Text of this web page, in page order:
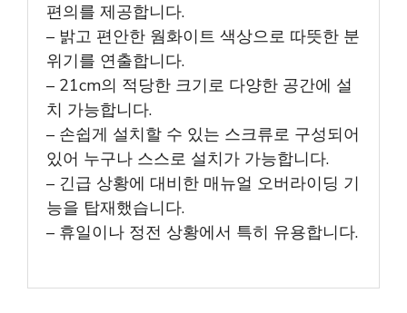
편의를 제공합니다.
– 밝고 편안한 웜화이트 색상으로 따뜻한 분
위기를 연출합니다.
– 21cm의 적당한 크기로 다양한 공간에 설
치 가능합니다.
– 손쉽게 설치할 수 있는 스크류로 구성되어
있어 누구나 스스로 설치가 가능합니다.
– 긴급 상황에 대비한 매뉴얼 오버라이딩 기
능을 탑재했습니다.
– 휴일이나 정전 상황에서 특히 유용합니다.